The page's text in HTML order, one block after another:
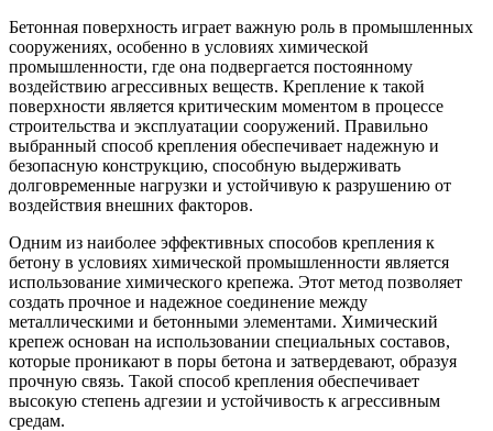
Бетонная поверхность играет важную роль в промышленных
сооружениях, особенно в условиях химической
промышленности, где она подвергается постоянному
воздействию агрессивных веществ. Крепление к такой
поверхности является критическим моментом в процессе
строительства и эксплуатации сооружений. Правильно
выбранный способ крепления обеспечивает надежную и
безопасную конструкцию, способную выдерживать
долговременные нагрузки и устойчивую к разрушению от
воздействия внешних факторов.
Одним из наиболее эффективных способов крепления к
бетону в условиях химической промышленности является
использование химического крепежа. Этот метод позволяет
создать прочное и надежное соединение между
металлическими и бетонными элементами. Химический
крепеж основан на использовании специальных составов,
которые проникают в поры бетона и затвердевают, образуя
прочную связь. Такой способ крепления обеспечивает
высокую степень адгезии и устойчивость к агрессивным
средам.